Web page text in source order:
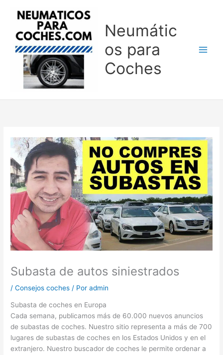
Neumátic
os para
Coches
Subasta de autos siniestrados
/Consejos coches / Poradmin
Subasta de coches en Europa
Cada semana, publicamos más de 60.000 nuevos anuncios
de subastas de coches. Nuestro sitio representa a más de 700
lugares de subastas de coches en los Estados Unidos y en el
extranjero. Nuestro buscador de coches le permite ordenar a